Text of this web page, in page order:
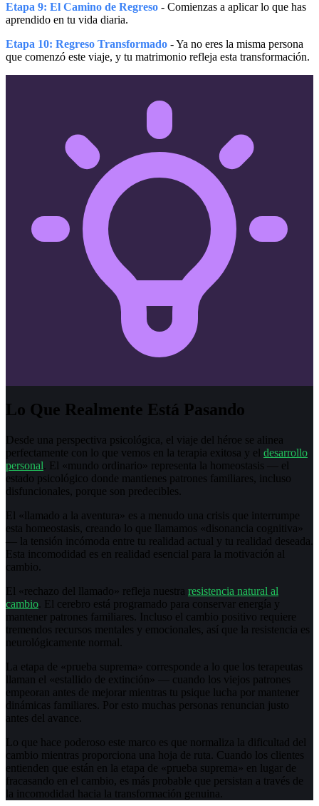
Etapa 9: El Camino de Regreso - Comienzas a aplicar lo que has
aprendido en tu vida diaria.
Etapa 10: Regreso Transformado - Ya no eres la misma persona
que comenzó este viaje, y tu matrimonio refleja esta transformación.
Lo Que Realmente Está Pasando
Desde una perspectiva psicológica, el viaje del héroe se alinea
perfectamente con lo que vemos en la terapia exitosa y el desarrollo
personal . El «mundo ordinario» representa la homeostasis — el
estado psicológico donde mantienes patrones familiares, incluso
disfuncionales, porque son predecibles.
El «llamado a la aventura» es a menudo una crisis que interrumpe
esta homeostasis, creando lo que llamamos «disonancia cognitiva»
— la tensión incómoda entre tu realidad actual y tu realidad deseada.
Esta incomodidad es en realidad esencial para la motivación al
cambio.
El «rechazo del llamado» refleja nuestra resistencia natural al
cambio . El cerebro está programado para conservar energía y
mantener patrones familiares. Incluso el cambio positivo requiere
tremendos recursos mentales y emocionales, así que la resistencia es
neurológicamente normal.
La etapa de «prueba suprema» corresponde a lo que los terapeutas
llaman el «estallido de extinción» — cuando los viejos patrones
empeoran antes de mejorar mientras tu psique lucha por mantener
dinámicas familiares. Por esto muchas personas renuncian justo
antes del avance.
Lo que hace poderoso este marco es que normaliza la dificultad del
cambio mientras proporciona una hoja de ruta. Cuando los clientes
entienden que están en la etapa de «prueba suprema» en lugar de
fracasando en el cambio, es más probable que persistan a través de
la incomodidad hacia la transformación genuina.